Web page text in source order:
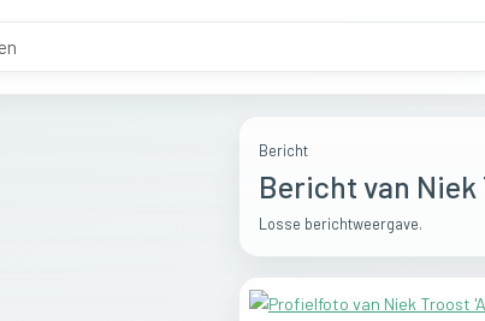
Bericht
Bericht van
Losse berichtweergave.